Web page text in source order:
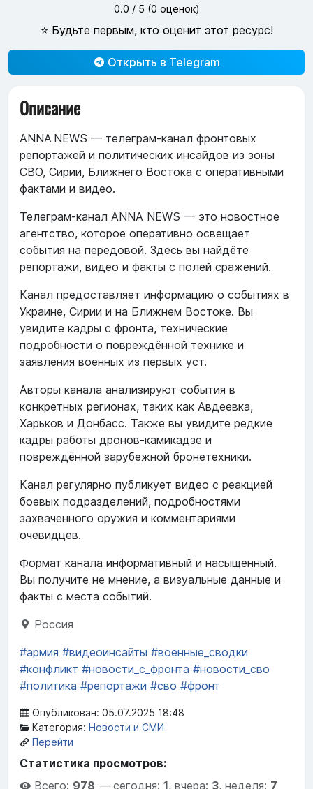
0.0 / 5 (0 оценок)
⭐ Будьте первым, кто оценит этот ресурс!
Открыть в Telegram
Описание
ANNA NEWS — телеграм‑канал фронтовых
репортажей и политических инсайдов из зоны
СВО, Сирии, Ближнего Востока с оперативными
фактами и видео.
Телеграм-канал ANNA NEWS — это новостное
агентство, которое оперативно освещает
события на передовой. Здесь вы найдёте
репортажи, видео и факты с полей сражений.
Канал предоставляет информацию о событиях в
Украине, Сирии и на Ближнем Востоке. Вы
увидите кадры с фронта, технические
подробности о повреждённой технике и
заявления военных из первых уст.
Авторы канала анализируют события в
конкретных регионах, таких как Авдеевка,
Харьков и Донбасс. Также вы увидите редкие
кадры работы дронов-камикадзе и
повреждённой зарубежной бронетехники.
Канал регулярно публикует видео с реакцией
боевых подразделений, подробностями
захваченного оружия и комментариями
очевидцев.
Формат канала информативный и насыщенный.
Вы получите не мнение, а визуальные данные и
факты с места событий.
Россия
#армия #видеоинсайты #военные_сводки
#конфликт #новости_с_фронта #новости_сво
#политика #репортажи #сво #фронт
Опубликован: 05.07.2025 18:48
Категория: Новости и СМИ
Перейти
Статистика просмотров:
Всего: 978 — сегодня: 1, вчера: 3, неделя: 7